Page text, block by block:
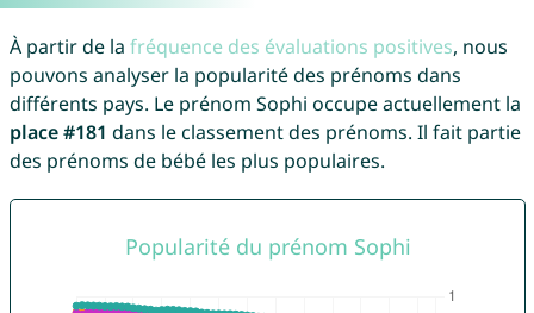
À partir de la fréquence des évaluations positives, nous
pouvons analyser la popularité des prénoms dans
différents pays. Le prénom Sophi occupe actuellement la
place #181 dans le classement des prénoms. Il fait partie
des prénoms de bébé les plus populaires.